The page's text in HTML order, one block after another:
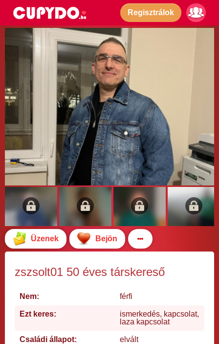
Regisztrálok
Üzenek Bejön
zszsolt01 50 éves társkereső
Nem: férfi
Ezt keres:
ismerkedés, kapcsolat,
laza kapcsolat
Családi állapot: elvált